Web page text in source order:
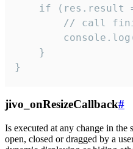
if (res.result
// call
    }
}
jivo_onResizeCallback#
Is executed at any change in
open, closed or dragged by a